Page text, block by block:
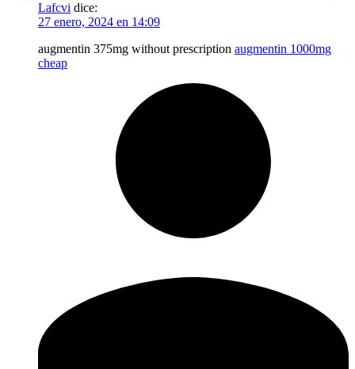
Lafcvi dice:
27 enero, 2024 en 14:09
augmentin 375mg without prescription augmentin 1000mg
cheap